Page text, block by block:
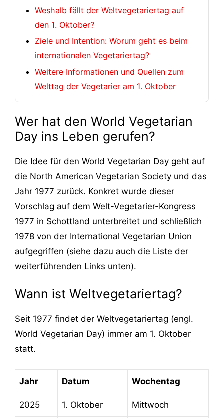
Weshalb fällt der Weltvegetariertag auf
den 1. Oktober?
Ziele und Intention: Worum geht es beim
internationalen Vegetariertag?
Weitere Informationen und Quellen zum
Welttag der Vegetarier am 1. Oktober
Wer hat den World Vegetarian
Day ins Leben gerufen?
Die Idee für den World Vegetarian Day geht auf
die North American Vegetarian Society und das
Jahr 1977 zurück. Konkret wurde dieser
Vorschlag auf dem Welt-Vegetarier-Kongress
1977 in Schottland unterbreitet und schließlich
1978 von der International Vegetarian Union
aufgegriffen (siehe dazu auch die Liste der
weiterführenden Links unten).
Wann ist Weltvegetariertag?
Seit 1977 findet der Weltvegetariertag (engl.
World Vegetarian Day) immer am 1. Oktober
statt.
Jahr Datum Wochentag
2025 1. Oktober Mittwoch